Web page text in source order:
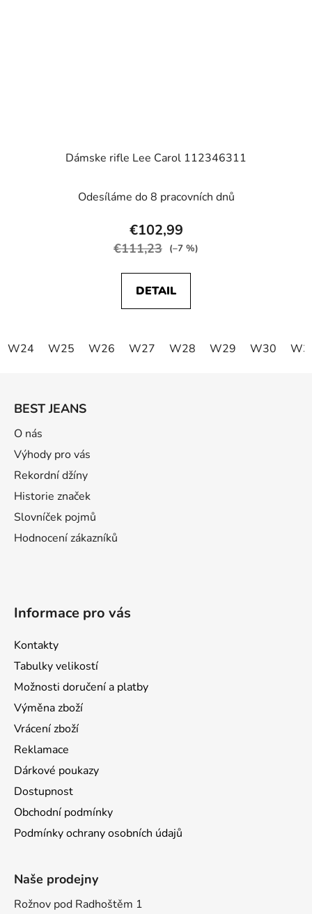
Dámske rifle Lee Carol 112346311
Odesíláme do 8 pracovních dnů
€102,99
€111,23 (–7 %)
DETAIL
W24 W25 W26 W27 W28 W29 W30
BEST JEANS
O nás
Výhody pro vás
Rekordní džíny
Historie značek
Slovníček pojmů
Hodnocení zákazníků
Informace pro vás
Kontakty
Tabulky velikostí
Možnosti doručení a platby
Výměna zboží
Vrácení zboží
Reklamace
Dárkové poukazy
Dostupnost
Obchodní podmínky
Podmínky ochrany osobních údajů
Naše prodejny
Rožnov pod Radhoštěm 1